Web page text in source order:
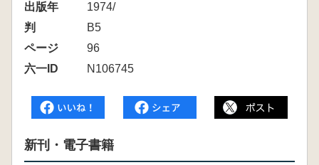
出版年
1974/
判
B5
ページ
96
六一ID
N106745
新刊・電子書籍